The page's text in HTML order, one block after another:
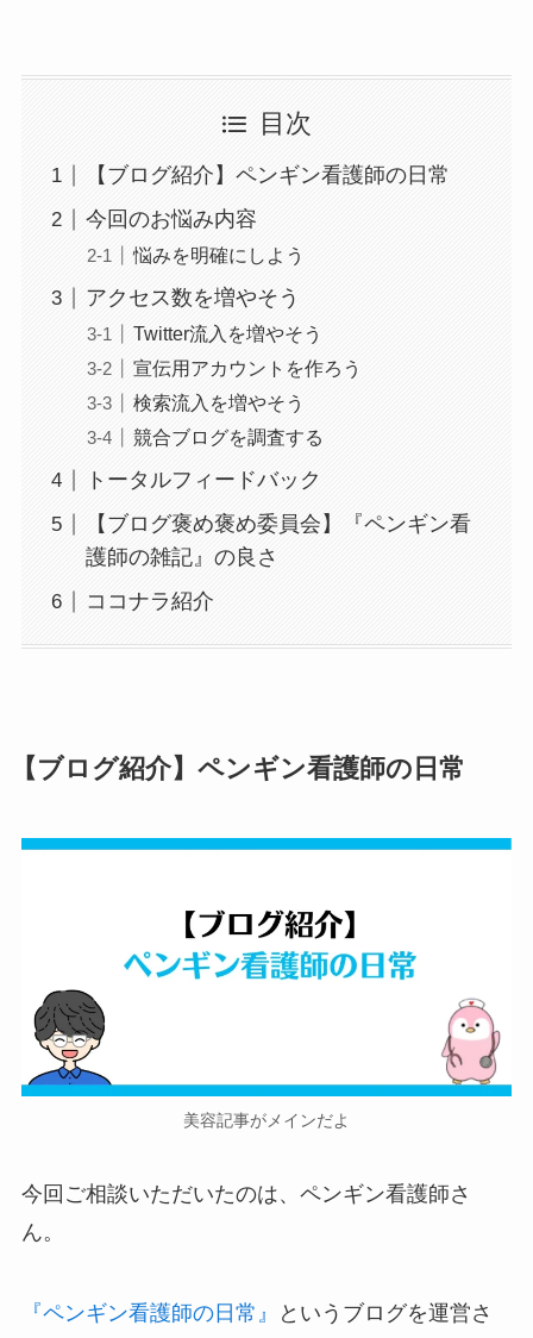
目次
【ブログ紹介】ペンギン看護師の日常
今回のお悩み内容
悩みを明確にしよう
アクセス数を増やそう
Twitter流入を増やそう
宣伝用アカウントを作ろう
検索流入を増やそう
競合ブログを調査する
トータルフィードバック
【ブログ褒め褒め委員会】『ペンギン看
護師の雑記』の良さ
ココナラ紹介
【ブログ紹介】ペンギン看護師の日常
美容記事がメインだよ
今回ご相談いただいたのは、ペンギン看護師さ
ん。
『ペンギン看護師の日常』
というブログを運営さ